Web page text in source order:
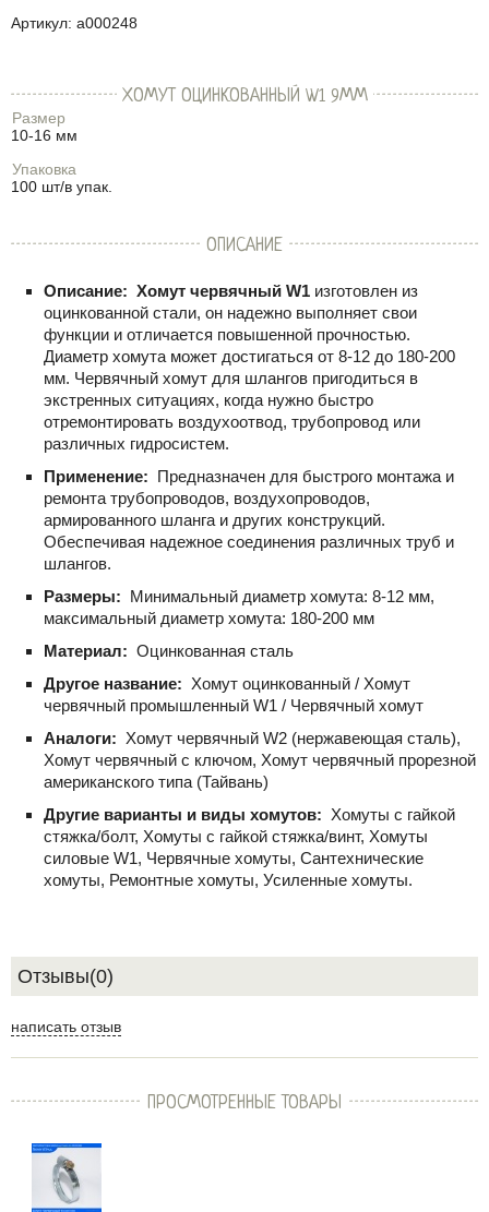
Артикул: a000248
ХОМУТ ОЦИНКОВАННЫЙ W1 9ММ
Размер
10-16 мм
Упаковка
100 шт/в упак.
ОПИСАНИЕ
Описание: Хомут червячный W1 изготовлен из
оцинкованной стали, он надежно выполняет свои
функции и отличается повышенной прочностью.
Диаметр хомута может достигаться от 8-12 до 180-200
мм. Червячный хомут для шлангов пригодиться в
экстренных ситуациях, когда нужно быстро
отремонтировать воздухоотвод, трубопровод или
различных гидросистем.
Применение: Предназначен для быстрого монтажа и
ремонта трубопроводов, воздухопроводов,
армированного шланга и других конструкций.
Обеспечивая надежное соединения различных труб и
шлангов.
Размеры: Минимальный диаметр хомута: 8-12 мм,
максимальный диаметр хомута: 180-200 мм
Материал: Оцинкованная сталь
Другое название: Хомут оцинкованный / Хомут
червячный промышленный W1 / Червячный хомут
Аналоги: Хомут червячный W2 (нержавеющая сталь),
Хомут червячный с ключом, Хомут червячный прорезной
американского типа (Тайвань)
Другие варианты и виды хомутов: Хомуты с гайкой
стяжка/болт, Хомуты с гайкой стяжка/винт, Хомуты
силовые W1, Червячные хомуты, Сантехнические
хомуты, Ремонтные хомуты, Усиленные хомуты.
Отзывы(0)
написать отзыв
ПРОСМОТРЕННЫЕ ТОВАРЫ